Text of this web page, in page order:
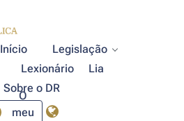
Início
Legislação
Lexionário
Lia
Sobre o DR
O
meu